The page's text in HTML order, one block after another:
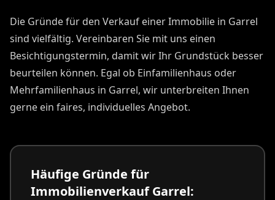
Die Gründe für den Verkauf einer Immobilie in Garrel
sind vielfältig. Vereinbaren Sie mit uns einen
Besichtigungstermin, damit wir Ihr Grundstück besser
beurteilen können. Egal ob Einfamilienhaus oder
Mehrfamilienhaus in Garrel, wir unterbreiten Ihnen
gerne ein faires, individuelles Angebot.
Häufige Gründe für
Immobilienverkauf Garrel: